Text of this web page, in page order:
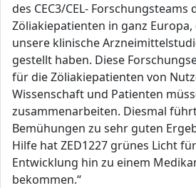
des CEC3/CEL- Forschungsteams
Zöliakiepatienten in ganz
unsere klinische
gestellt haben. Diese
für die Zöliakiepatienten von
Wissenschaft und Patienten
zusammenarbeiten. Diesmal
Bemühungen zu sehr guten
Hilfe hat ZED1227 grünes Licht
Entwicklung hin zu einem
bekommen.“